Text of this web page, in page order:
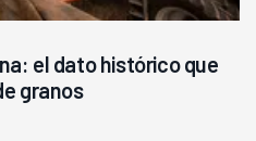
el dato histórico que
granos